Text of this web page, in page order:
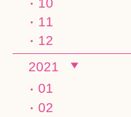
11
12
2021
01
02